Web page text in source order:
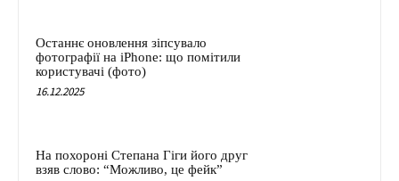
Останнє оновлення зіпсувало
фотографії на iPhone: що помітили
користувачі (фото)
16.12.2025
На похороні Степана Гіги його друг
взяв слово: “Можливо, це фейк”